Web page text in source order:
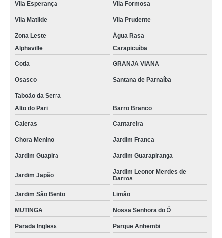
Vila Esperança Vila Formosa
Vila Matilde Vila Prudente
Zona Leste
Água Rasa
Alphaville
Carapicuíba
Cotia GRANJA VIANA
Osasco Santana de Parnaíba
Taboão da Serra
Alto do Pari
Barro Branco
Caieras Cantareira
Chora Menino Jardim Franca
Jardim Guapira Jardim Guarapiranga
Jardim Japão
Jardim Leonor Mendes de
Barros
Jardim São Bento Limão
MUTINGA Nossa Senhora do Ó
Parada Inglesa Parque Anhembi